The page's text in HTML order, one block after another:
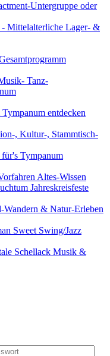
Untergruppe oder
Lager- &
Tanz-
entdecken
, Kultur-, Stammtisch-
Tympanum
Altes-Wissen
Jahreskreisfeste
& Natur-Erleben
Sweet Swing/Jazz
Schellack Musik &